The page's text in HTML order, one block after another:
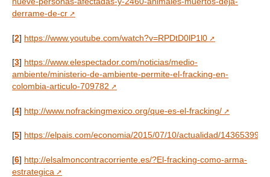
derrame-de-cr
[2] https://www.youtube.com/watch?v=RPDtD0lP1l0
[3] https://www.elespectador.com/noticias/medio-
ambiente/ministerio-de-ambiente-permite-el-fracking-en-
colombia-articulo-709782
[4] http://www.nofrackingmexico.org/que-es-el-fracking/
[5] https://elpais.com/economia/2015/07/10/actualidad/
[6] http://elsalmoncontracorriente.es/?El-fracking-como-arma-
estrategica